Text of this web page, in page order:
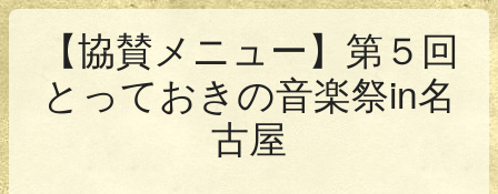
【協賛メニュー】第５回
とっておきの音楽祭in名
古屋